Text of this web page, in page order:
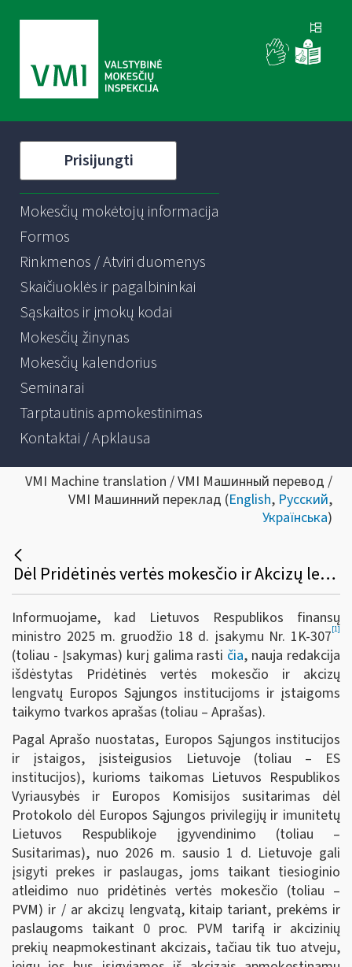
Prisijungti
Mokesčių mokėtojų informacija
Formos
Rinkmenos / Atviri duomenys
Skaičiuoklės ir pagalbininkai
Sąskaitos ir įmokų kodai
Mokesčių žinynas
Mokesčių kalendorius
Seminarai
Tarptautinis apmokestinimas
Kontaktai / Apklausa
VMI Machine translation / VMI Машинный перевод /
VMI Машинний переклад (English, Русский,
Українська)
Dėl Pridėtinės vertės mokesčio ir Akcizų lengvatų taikymo Europos Sąjungos institucijoms ir įstaigoms
Informuojame, kad Lietuvos Respublikos finansų
ministro 2025 m. gruodžio 18 d. įsakymu Nr. 1K-307[1]
(toliau - Įsakymas) kurį galima rasti čia, nauja redakcija
išdėstytas Pridėtinės vertės mokesčio ir akcizų
lengvatų Europos Sąjungos institucijoms ir įstaigoms
taikymo tvarkos aprašas (toliau – Aprašas).
Pagal Aprašo nuostatas, Europos Sąjungos institucijos
ir įstaigos, įsisteigusios Lietuvoje (toliau – ES
institucijos), kurioms taikomas Lietuvos Respublikos
Vyriausybės ir Europos Komisijos susitarimas dėl
Protokolo dėl Europos Sąjungos privilegijų ir imunitetų
Lietuvos Respublikoje įgyvendinimo (toliau –
Susitarimas), nuo 2026 m. sausio 1 d. Lietuvoje gali
įsigyti prekes ir paslaugas, joms taikant tiesioginio
atleidimo nuo pridėtinės vertės mokesčio (toliau –
PVM) ir / ar akcizų lengvatą, kitaip tariant, prekėms ir
paslaugoms taikant 0 proc. PVM tarifą ir akcizinių
prekių neapmokestinant akcizais, tačiau tik tuo atveju,